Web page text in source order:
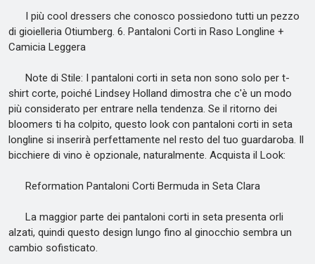
I più cool dressers che conosco possiedono tutti un pezzo
di gioielleria Otiumberg. 6. Pantaloni Corti in Raso Longline +
Camicia Leggera
Note di Stile: I pantaloni corti in seta non sono solo per t-
shirt corte, poiché Lindsey Holland dimostra che c'è un modo
più considerato per entrare nella tendenza. Se il ritorno dei
bloomers ti ha colpito, questo look con pantaloni corti in seta
longline si inserirà perfettamente nel resto del tuo guardaroba. Il
bicchiere di vino è opzionale, naturalmente. Acquista il Look:
Reformation Pantaloni Corti Bermuda in Seta Clara
La maggior parte dei pantaloni corti in seta presenta orli
alzati, quindi questo design lungo fino al ginocchio sembra un
cambio sofisticato.